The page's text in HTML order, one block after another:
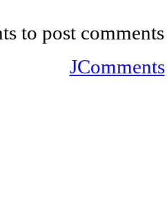
to post comments
JComments